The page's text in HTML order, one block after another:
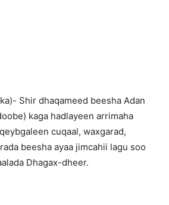
Shir dhaqameed beesha Adan
kaga hadlayeen arrimaha
cuqaal, waxgarad,
beesha ayaa jimcahii lagu soo
Dhagax-dheer.